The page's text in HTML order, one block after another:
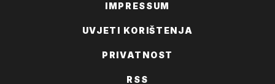
IMPRESSUM
UVJETI KORIŠTENJA
PRIVATNOST
RSS